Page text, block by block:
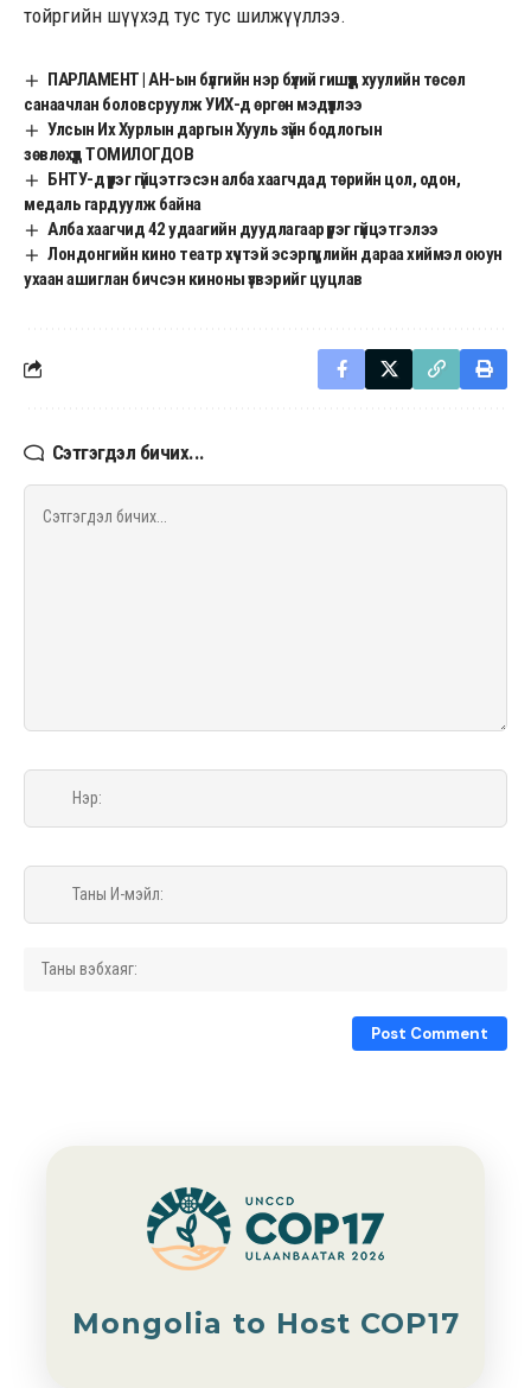
тойргийн шүүхэд тус тус шилжүүллээ.
ПАРЛАМЕНТ | АН-ын бүлгийн нэр бүхий гишүүд хуулийн төсөл
санаачлан боловсруулж УИХ-д өргөн мэдүүллээ
Улсын Их Хурлын даргын Хууль зүйн бодлогын
зөвлөхүүд ТОМИЛОГДОВ
БНТУ-д үүрэг гүйцэтгэсэн алба хаагчдад төрийн цол, одон,
медаль гардуулж байна
Алба хаагчид 42 удаагийн дуудлагаар үүрэг гүйцэтгэлээ
Лондонгийн кино театр хүчтэй эсэргүүцлийн дараа хиймэл оюун
ухаан ашиглан бичсэн киноны үзвэрийг цуцлав
Сэтгэгдэл бичих...
Mongolia to Host COP17